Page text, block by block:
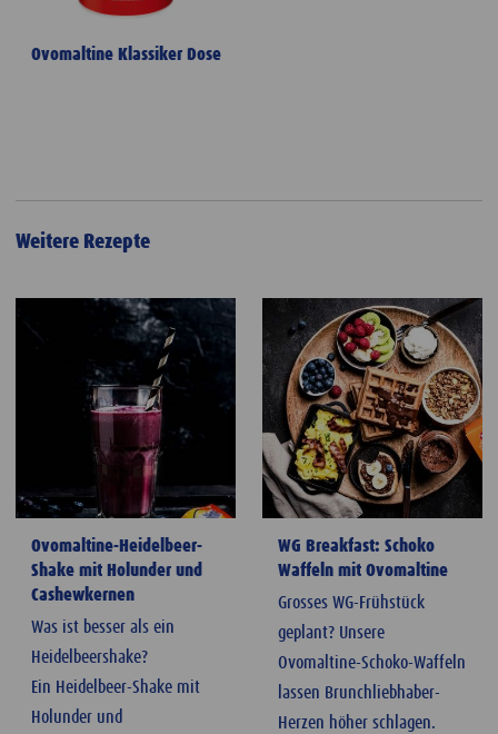
Ovomaltine Klassiker Dose
Weitere Rezepte
Ovomaltine-Heidelbeer-
Shake mit Holunder und
Cashewkernen
Was ist besser als ein
Heidelbeershake?
Ein Heidelbeer-Shake mit
Holunder und
WG Breakfast: Schoko
Waffeln mit Ovomaltine
Grosses WG-Frühstück
geplant? Unsere
Ovomaltine-Schoko-Waffeln
lassen Brunchliebhaber-
Herzen höher schlagen.